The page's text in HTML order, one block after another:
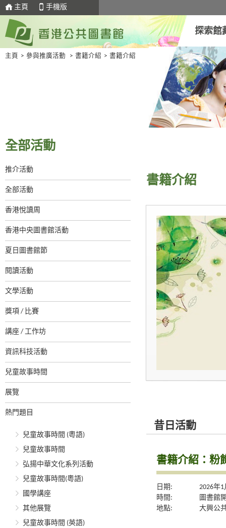
主頁 手機版
探索館
主頁 > 參與推廣活動 > 書籍介紹 > 書籍介紹
全部活動
推介活動
全部活動
香港悅讀周
香港中央圖書館活動
夏日圖書館節
閱讀活動
文學活動
獎項 / 比賽
講座 / 工作坊
資訊科技活動
兒童故事時間
展覽
熱門題目
兒童故事時間 (粵語)
兒童故事時間
弘揚中華文化系列活動
兒童故事時間(粵語)
國學講座
其他展覽
兒童故事時間 (英語)
書籍介紹
昔日活動
書籍介紹：粉
日期:
2026年
時間:
圖書館
地點:
大興公